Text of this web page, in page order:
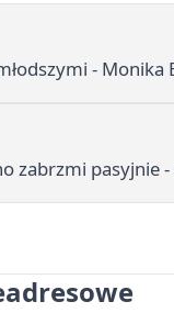
-
zabrzmi pasyjnie